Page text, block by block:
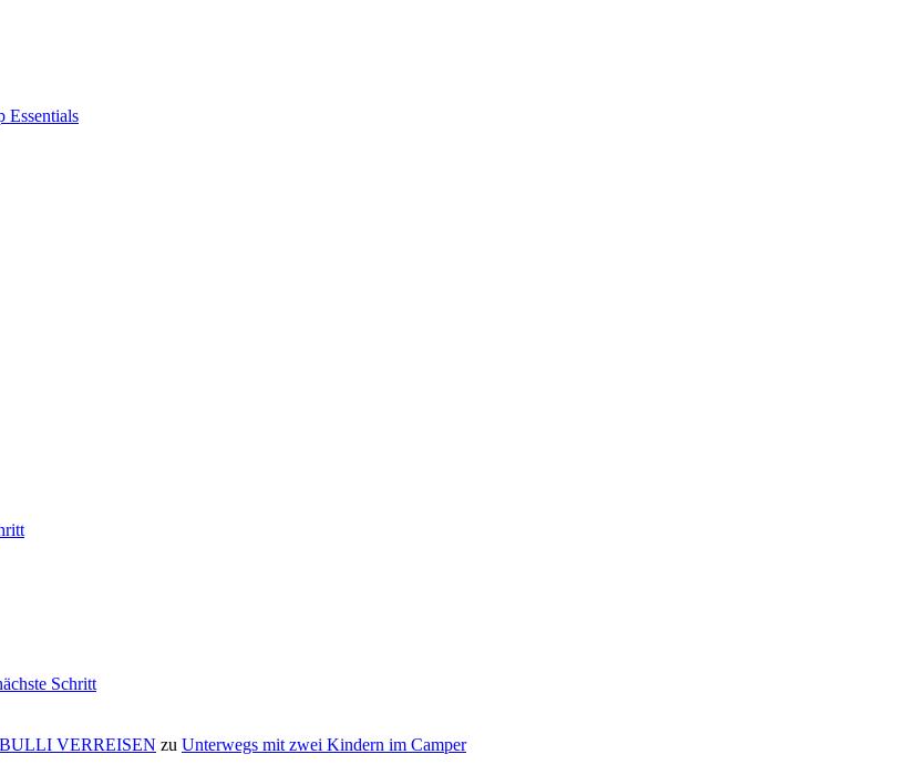
Essentials
Schritt
BULLI VERREISEN zu Unterwegs mit zwei Kindern im Camper